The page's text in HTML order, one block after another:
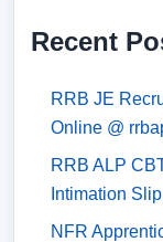
Recent
RRB JE
Online @
RRB ALP
Intimation
NFR